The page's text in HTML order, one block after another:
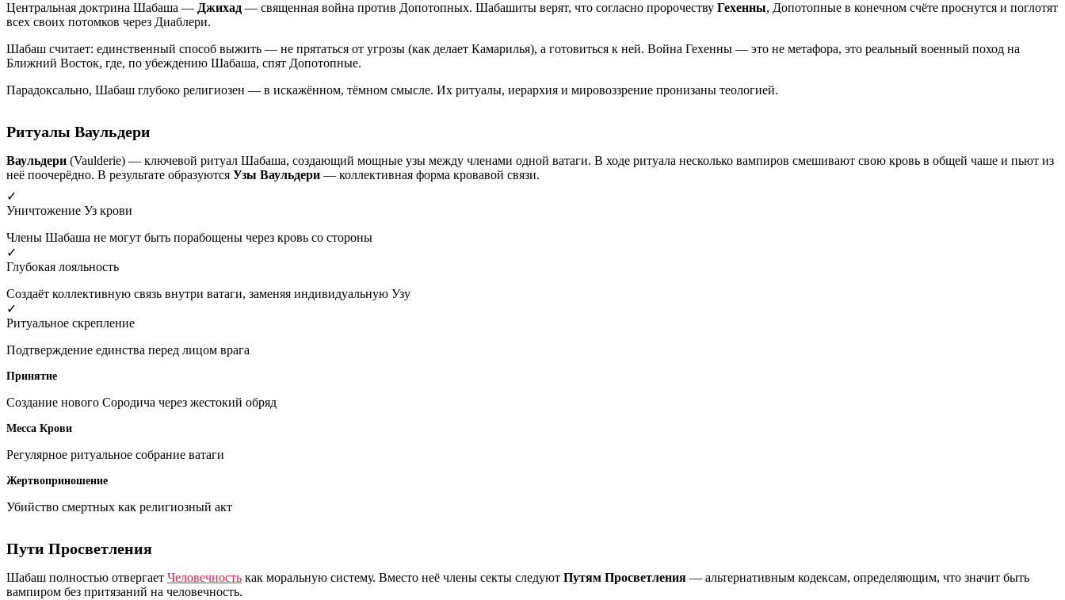
Центральная доктрина Шабаша — Джихад — священная война против Допотопных. Шабашиты верят, что согласно пророчеству Гехенны, Допотопные в конечном счёте проснутся и поглотят
всех своих потомков через Диаблери.
Шабаш считает: единственный способ выжить — не прятаться от угрозы (как делает Камарилья), а готовиться к ней. Война Гехенны — это не метафора, это реальный военный поход на
Ближний Восток, где, по убеждению Шабаша, спят Допотопные.
Парадоксально, Шабаш глубоко религиозен — в искажённом, тёмном смысле. Их ритуалы, иерархия и мировоззрение пронизаны теологией.
Ритуалы Ваульдери
Ваульдери (Vaulderie) — ключевой ритуал Шабаша, создающий мощные узы между членами одной ватаги. В ходе ритуала несколько вампиров смешивают свою кровь в общей чаше и пьют из
неё поочерёдно. В результате образуются Узы Ваульдери — коллективная форма кровавой связи.
✓
Уничтожение Уз крови
Члены Шабаша не могут быть порабощены через кровь со стороны
✓
Глубокая лояльность
Создаёт коллективную связь внутри ватаги, заменяя индивидуальную Узу
✓
Ритуальное скрепление
Подтверждение единства перед лицом врага
Принятие
Создание нового Сородича через жестокий обряд
Месса Крови
Регулярное ритуальное собрание ватаги
Жертвоприношение
Убийство смертных как религиозный акт
Пути Просветления
Шабаш полностью отвергает Человечность как моральную систему. Вместо неё члены секты следуют Путям Просветления — альтернативным кодексам, определяющим, что значит быть
вампиром без притязаний на человечность.